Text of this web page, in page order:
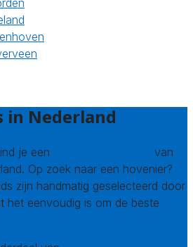
in Nederland
je een
van
Op zoek naar een hovenier?
zijn handmatig geselecteerd door
het eenvoudig is om de beste